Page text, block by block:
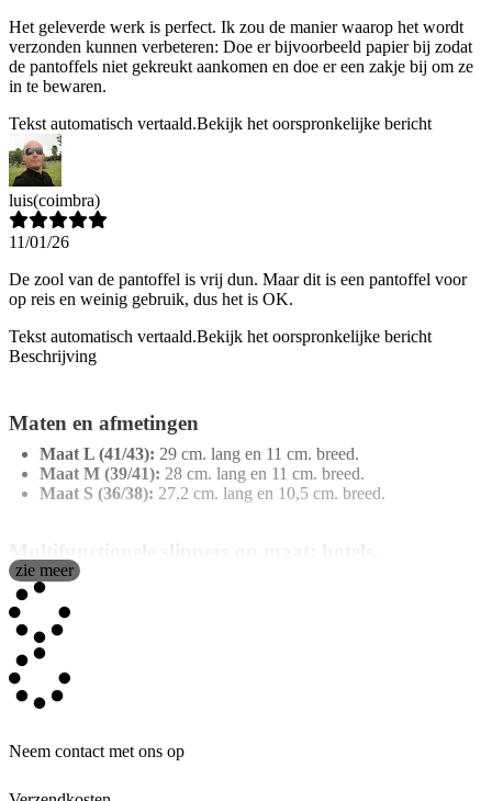
Het geleverde werk is perfect. Ik zou de manier waarop het wordt
verzonden kunnen verbeteren: Doe er bijvoorbeeld papier bij zodat
de pantoffels niet gekreukt aankomen en doe er een zakje bij om ze
in te bewaren.
Tekst automatisch vertaald.Bekijk het oorspronkelijke bericht
luis(coimbra)
11/01/26
De zool van de pantoffel is vrij dun. Maar dit is een pantoffel voor
op reis en weinig gebruik, dus het is OK.
Tekst automatisch vertaald.Bekijk het oorspronkelijke bericht
Beschrijving
Maten en afmetingen
Maat L (41/43): 29 cm. lang en 11 cm. breed.
Maat M (39/41): 28 cm. lang en 11 cm. breed.
Maat S (36/38): 27,2 cm. lang en 10,5 cm. breed.
evenementen, bruiloften, merchandising, reizen,
thuis...
Degepersonaliseerde hotelslippers
voor wie comfort, stijl en een uniek tintje wil combineren bij elke
stap. Deze schoenen zijn ontworpen om aan verschillende behoeften
te voldoen en zijn verkrijgbaar in verschillende maten, zodat elke
gebruiker de ideale pasvorm vindt. Gemaakt van
terwijl hun gestikte afwerking met een elegante satijnen rand een
wil maken op gasten, een speciaal evenement of gewoon om thuis
zie meer
Neem contact met ons op